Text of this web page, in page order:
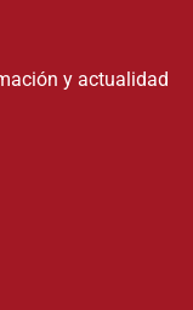
y actualidad